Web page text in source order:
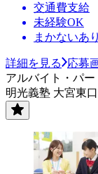
交通費支給
未経験OK
まかないあり
詳細を見る
応募
アルバイト・パー
明光義塾 大宮東口